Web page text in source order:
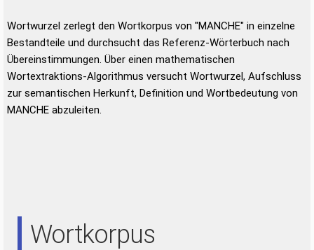
Wortwurzel zerlegt den Wortkorpus von "MANCHE" in einzelne
Bestandteile und durchsucht das Referenz-Wörterbuch nach
Übereinstimmungen. Über einen mathematischen
Wortextraktions-Algorithmus versucht Wortwurzel, Aufschluss
zur semantischen Herkunft, Definition und Wortbedeutung von
MANCHE abzuleiten.
Wortkorpus